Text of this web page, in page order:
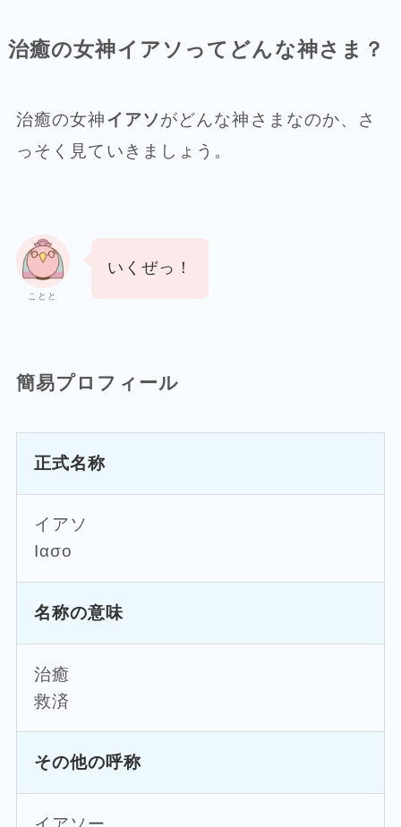
治癒の女神イアソってどんな神さま？
治癒の女神イアソがどんな神さまなのか、さ
っそく見ていきましょう。
ことと
いくぜっ！
簡易プロフィール
正式名称
イアソ
Ιασο
名称の意味
治癒
救済
その他の呼称